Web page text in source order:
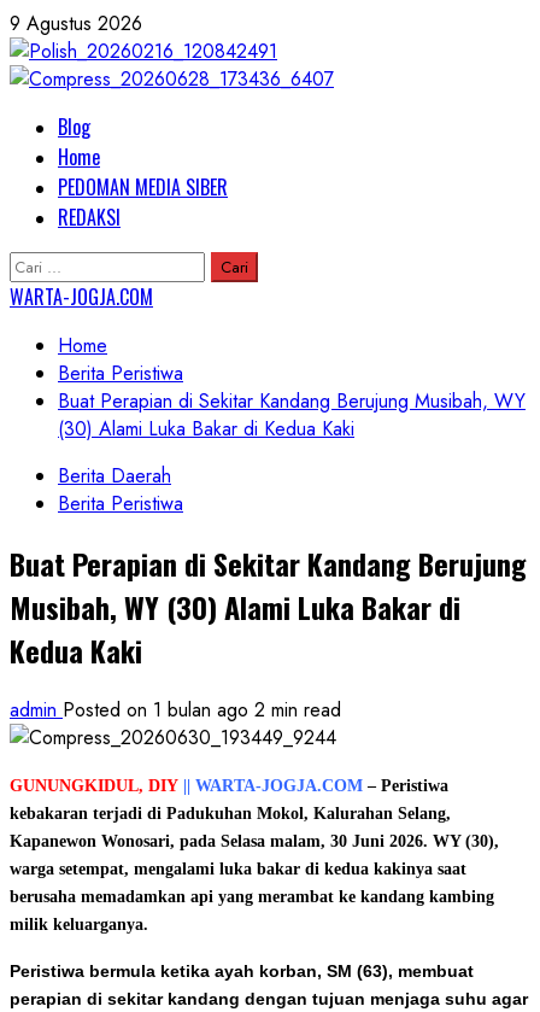
Skip
to
content
9 Agustus 2026
Primary
Menu
Blog
Home
PEDOMAN MEDIA SIBER
REDAKSI
Cari
untuk:
WARTA-JOGJA.COM
Home
Berita Peristiwa
Buat Perapian di Sekitar Kandang Berujung Musibah, WY
(30) Alami Luka Bakar di Kedua Kaki
Berita Daerah
Berita Peristiwa
Buat Perapian di Sekitar Kandang Berujung
Musibah, WY (30) Alami Luka Bakar di
Kedua Kaki
admin Posted on 1 bulan ago 2 min read
GUNUNGKIDUL, DIY || WARTA-JOGJA.COM – Peristiwa
kebakaran terjadi di Padukuhan Mokol, Kalurahan Selang,
Kapanewon Wonosari, pada Selasa malam, 30 Juni 2026. WY (30),
warga setempat, mengalami luka bakar di kedua kakinya saat
berusaha memadamkan api yang merambat ke kandang kambing
milik keluarganya.
Peristiwa bermula ketika ayah korban, SM (63), membuat
perapian di sekitar kandang dengan tujuan menjaga suhu agar